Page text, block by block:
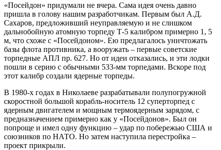
«Посейдон» придумали не вчера. Сама идея очень давно
пришла в голову нашим разработчикам. Первым был А.Д.
Сахаров, предложивший неуправляемую и не слишком
дальнобойную атомную торпеду Т-5 калибром примерно 1, 5
м, что схоже с «Посейдоном». Ею предлагалось уничтожать
базы флота противника, а вооружать – первые советские
торпедные АПЛ пр. 627. Но от идеи отказались, и эти лодки
пошли в серию с обычными 533‑мм торпедами. Вскоре под
этот калибр создали ядерные торпеды.
В 1980-х годах в Николаеве разрабатывали полупогружной
скоростной большой корабль-носитель 12 суперторпед с
ядерным двигателем и мощным термоядерным зарядом, с
предназначением примерно как у «Посейдонов». Был он
попроще и имел одну функцию – удар по побережью США и
союзников по НАТО. Но затем наступила перестройка –
проект прикрыли.